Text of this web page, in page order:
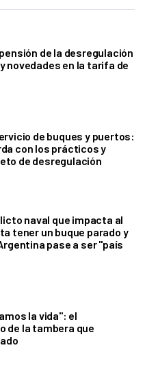
de la desregulación
novedades en la tarifa de
de buques y puertos:
con los prácticos y
de desregulación
naval que impacta al
tener un buque parado y
pase a ser "país
la vida": el
de la tambera que